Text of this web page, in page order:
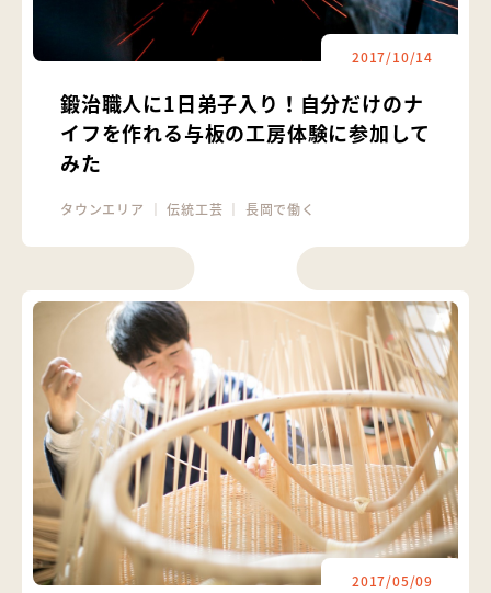
2017/10/14
鍛治職人に1日弟子入り！自分だけのナ
イフを作れる与板の工房体験に参加して
みた
タウンエリア ｜伝統工芸 ｜ 長岡で働く
2017/05/09